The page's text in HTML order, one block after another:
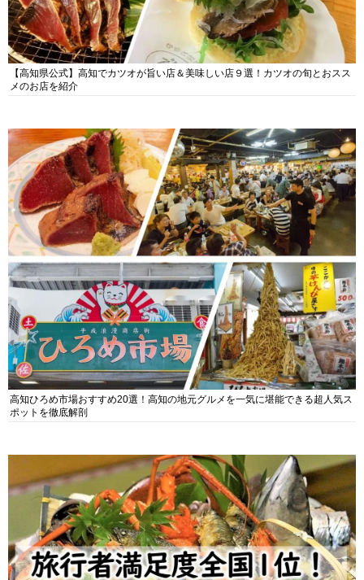
【高知県公式】高知でカツオが旨い店＆美味しい店９選！カツオの旬とおスス
メのお店を紹介
高知ひろめ市場おすすめ20選！高知の地元グルメを一気に堪能できる超人気ス
ポットを徹底解剖